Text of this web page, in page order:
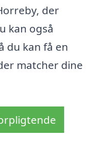
der
kan også
du kan få en
matcher dine